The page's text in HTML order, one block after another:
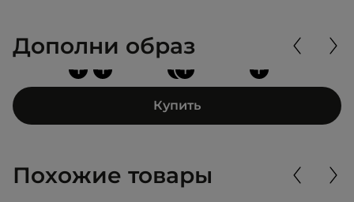
Дополни образ
+
+ + +
+
Купить
Похожие товары